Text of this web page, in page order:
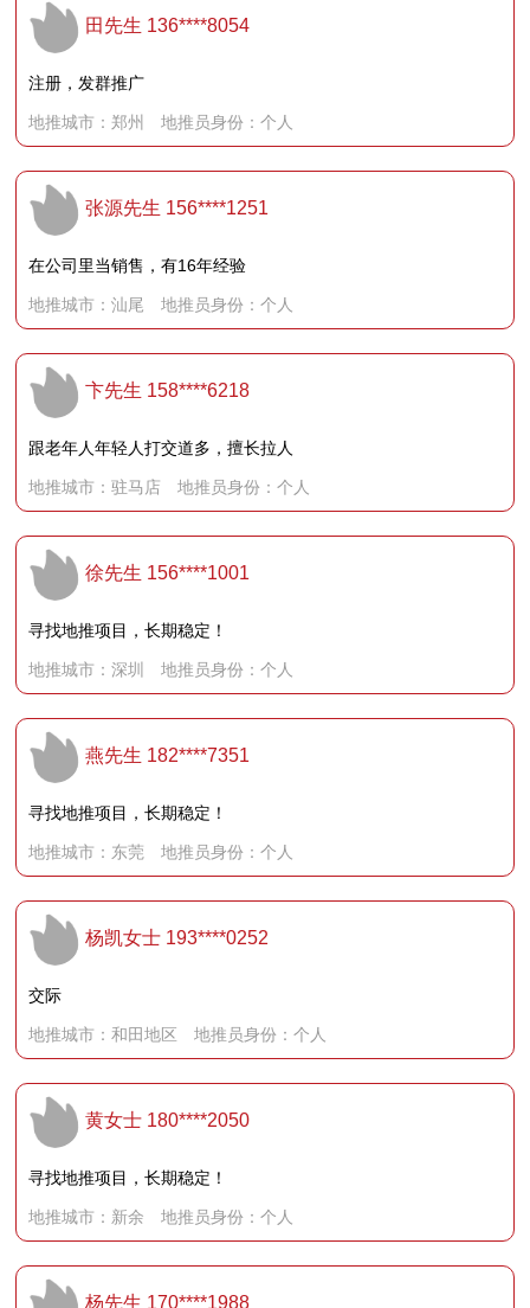
田先生 136****8054
注册，发群推广
地推城市：郑州 地推员身份：个人
张源先生 156****1251
在公司里当销售，有16年经验
地推城市：汕尾 地推员身份：个人
卞先生 158****6218
跟老年人年轻人打交道多，擅长拉人
地推城市：驻马店 地推员身份：个人
徐先生 156****1001
寻找地推项目，长期稳定！
地推城市：深圳 地推员身份：个人
燕先生 182****7351
寻找地推项目，长期稳定！
地推城市：东莞 地推员身份：个人
杨凯女士 193****0252
交际
地推城市：和田地区 地推员身份：个人
黄女士 180****2050
寻找地推项目，长期稳定！
地推城市：新余 地推员身份：个人
杨先生 170****1988